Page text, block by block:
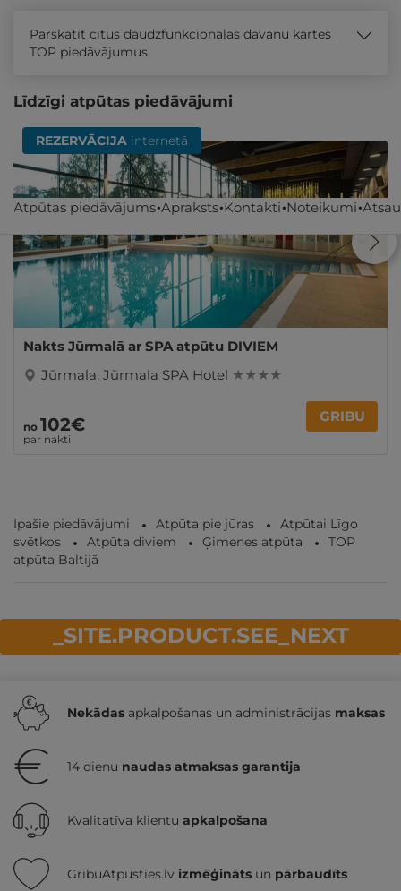
Atpūtas piedāvājums Apraksts Kontakti Noteikumi
Pārskatīt citus daudzfunkcionālās dāvanu kartes
TOP piedāvājumus
Līdzīgi atpūtas piedāvājumi
REZERVĀCIJA internetā
Nakts Jūrmalā ar SPA atpūtu DIVIEM
Jūrmala, Jūrmala SPA Hotel ★ ★ ★ ★
no 102€
par nakti
GRIBU
Īpašie piedāvājumi Atpūta pie jūras
Atpūtai Līgo
svētkos
Atpūta diviem Ģimenes atpūta
TOP
atpūta Baltijā
_SITE.PRODUCT.SEE_NEXT
Nekādas apkalpošanas un administrācijas maksas
14 dienu naudas atmaksas garantija
Kvalitatīva klientu apkalpošana
GribuAtpusties.lv izmēģināts un pārbaudīts